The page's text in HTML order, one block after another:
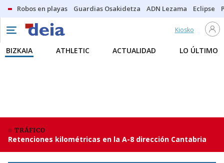
Robos en playas Guardias Osakidetza ADN Lezama Eclipse
Kiosko
BIZKAIA ATHLETIC ACTUALIDAD LO ÚLTIMO
TRÁFICO
Retenciones kilométricas en la A-8 dirección Cantabria